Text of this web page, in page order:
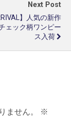
Next Post
】人気の新作
ェック柄ワンピー
ス入荷
ません。
※